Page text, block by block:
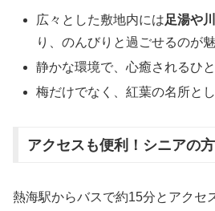
広々とした敷地内には足湯や
り、のんびりと過ごせるのが魅
静かな環境で、心癒されるひ
梅だけでなく、紅葉の名所と
アクセスも便利！シニアの
熱海駅からバスで約15分とアクセ